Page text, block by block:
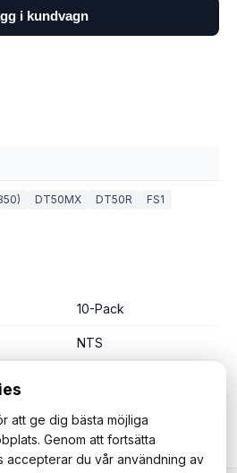
i kundvagn
DT50MX DT50R
FS1
10-Pack
NTS
att ge dig bästa möjliga
Genom att fortsätta
accepterar du vår användning av